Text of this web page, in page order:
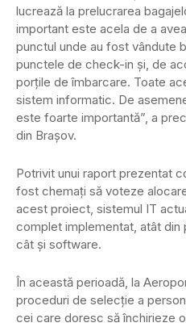
lucrează la prelucrarea
important este acela de a
punctul unde au fost vândute
punctele de check-in şi, de
porţile de îmbarcare. Toate
sistem informatic. De
este foarte importantă”, a
din Braşov.
Potrivit unui raport prezentat
fost chemaţi să voteze
acest proiect, sistemul IT
complet implementat, atât din
cât şi software.
În această perioadă, la
proceduri de selecţie a
cei care doresc să închirieze